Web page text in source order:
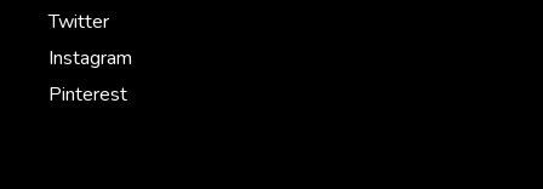
Twitter
Instagram
Pinterest